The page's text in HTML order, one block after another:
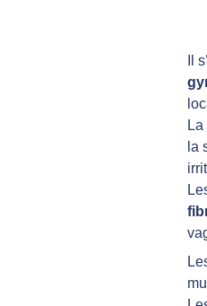
Il
la